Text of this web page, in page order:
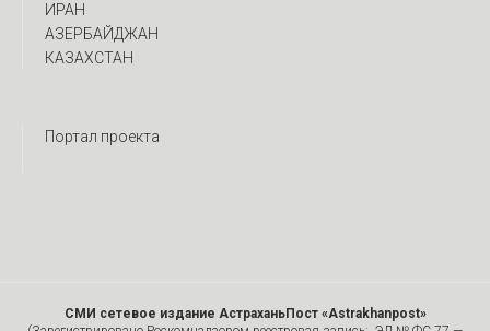
ИРАН
АЗЕРБАЙДЖАН
КАЗАХСТАН
Портал проекта
СМИ сетевое издание АстраханьПост «Astrakhanpost»